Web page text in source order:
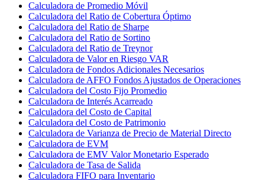
Calculadora de Promedio Móvil
Calculadora del Ratio de Cobertura Óptimo
Calculadora del Ratio de Sharpe
Calculadora del Ratio de Sortino
Calculadora del Ratio de Treynor
Calculadora de Valor en Riesgo VAR
Calculadora de Fondos Adicionales Necesarios
Calculadora de AFFO Fondos Ajustados de Operaciones
Calculadora del Costo Fijo Promedio
Calculadora de Interés Acarreado
Calculadora del Costo de Capital
Calculadora del Costo de Patrimonio
Calculadora de Varianza de Precio de Material Directo
Calculadora de EVM
Calculadora de EMV Valor Monetario Esperado
Calculadora de Tasa de Salida
Calculadora FIFO para Inventario